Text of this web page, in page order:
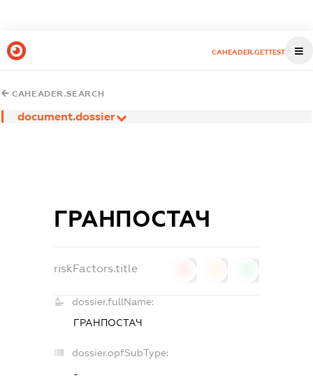
CAHEADER.GETTEST
CAHEADER.SEARCH
document.dossier
ГРАНПОСТАЧ
riskFactors.title
dossier.fullName:
ГРАНПОСТАЧ
dossier.opfSubType:
-